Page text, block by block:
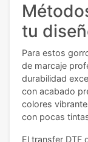
tu
Para estos
de marcaje
durabilidad
con acabado
colores
con pocas
El transfer DTF